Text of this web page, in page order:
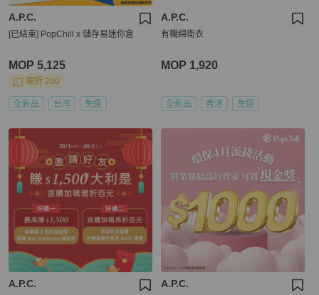
A.P.C.
[已結束] PopChill x 儲存易迷你倉
MOP 5,125
現折 200
全新品 台灣 免運
A.P.C.
有機綿衛衣
MOP 1,920
全新品 香港 免運
A.P.C. A.P.C.